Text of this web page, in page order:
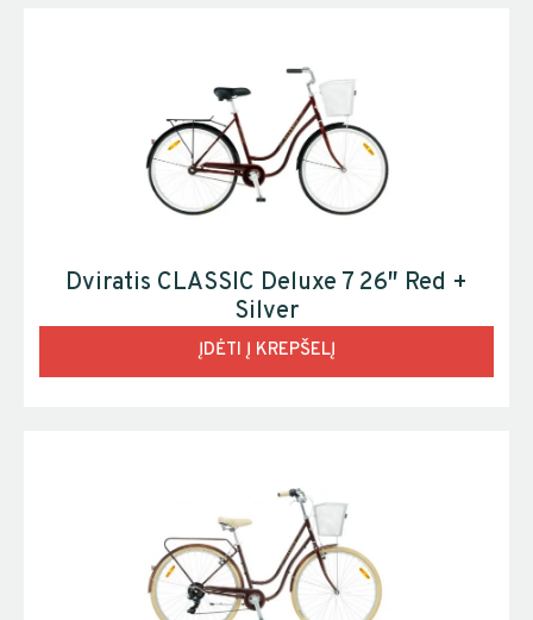
Dviratis CLASSIC Deluxe 7 26″ Red +
Silver
ĮDĖTI Į KREPŠELĮ